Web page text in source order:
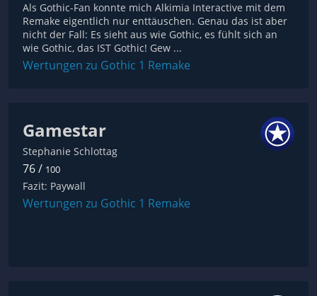
Als Gothic-Fan konnte mich Alkimia Interactive mit dem
Remake eigentlich nur enttäuschen. Genau das ist aber
nicht der Fall: Es sieht aus wie Gothic, es fühlt sich an
wie Gothic, das IST Gothic! Gew ...
Wertungen zu Gothic 1 Remake
Gamestar
Stephanie Schlottag
76 / 100
Fazit: Paywall
Wertungen zu Gothic 1 Remake